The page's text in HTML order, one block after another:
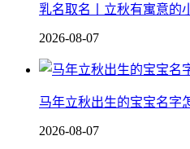
乳名取名丨立秋有寓意的
2026-08-07
马年立秋出生的宝宝名字
2026-08-07